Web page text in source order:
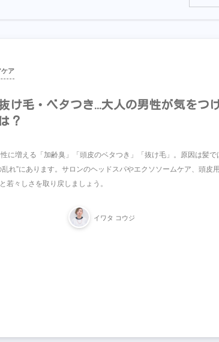
ア
け毛・ベタつき…大人の男性が気をつ
？
に増える「加齢臭」「頭皮のベタつき」「抜け毛」。原因は髪で
乱れ”にあります。サロンのヘッドスパやエクソソームケア、頭皮
若々しさを取り戻しましょう。
イワタ コウジ